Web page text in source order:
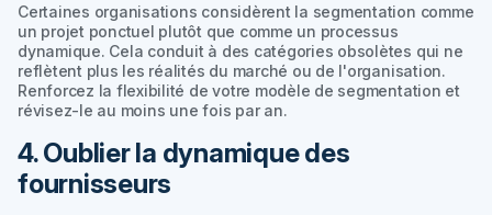
Certaines organisations considèrent la segmentation comme
un projet ponctuel plutôt que comme un processus
dynamique. Cela conduit à des catégories obsolètes qui ne
reflètent plus les réalités du marché ou de l'organisation.
Renforcez la flexibilité de votre modèle de segmentation et
révisez-le au moins une fois par an.
4. Oublier la dynamique des
fournisseurs